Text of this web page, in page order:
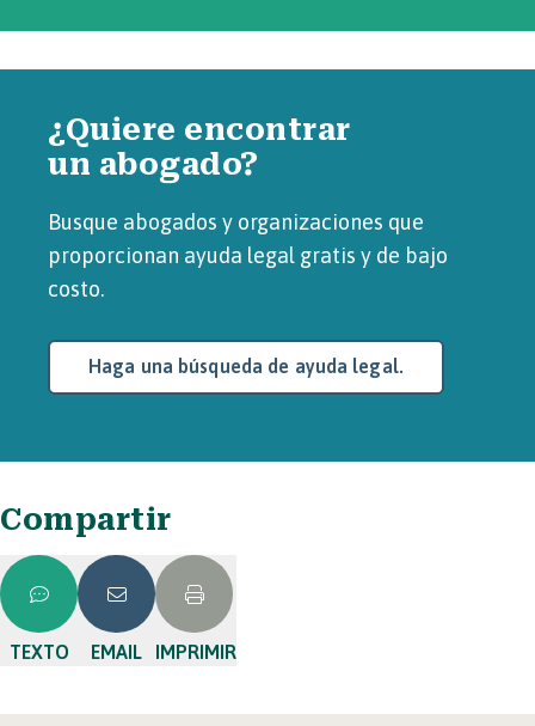
¿Quiere encontrar
un abogado?
Busque abogados y organizaciones que
proporcionan ayuda legal gratis y de bajo
costo.
Haga una búsqueda de ayuda legal.
Compartir
TEXTO EMAIL IMPRIMIR